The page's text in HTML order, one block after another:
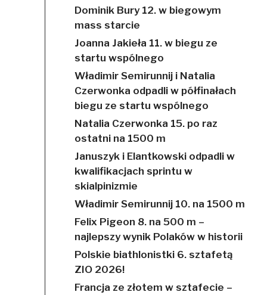
Dominik Bury 12. w biegowym
mass starcie
Joanna Jakieła 11. w biegu ze
startu wspólnego
Władimir Semirunnij i Natalia
Czerwonka odpadli w półfinałach
biegu ze startu wspólnego
Natalia Czerwonka 15. po raz
ostatni na 1500 m
Januszyk i Elantkowski odpadli w
kwalifikacjach sprintu w
skialpinizmie
Władimir Semirunnij 10. na 1500 m
Felix Pigeon 8. na 500 m –
najlepszy wynik Polaków w historii
Polskie biathlonistki 6. sztafetą
ZIO 2026!
Francja ze złotem w sztafecie –